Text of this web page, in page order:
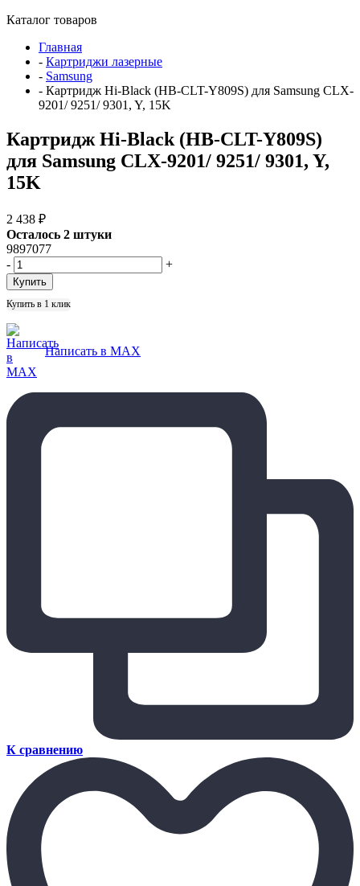
Каталог товаров
Главная
- Картриджи лазерные
- Samsung
- Картридж Hi-Black (HB-CLT-Y809S) для Samsung CLX-
9201/ 9251/ 9301, Y, 15K
Картридж Hi-Black (HB-CLT-Y809S)
для Samsung CLX-9201/ 9251/ 9301, Y,
15K
2 438 ₽
Осталось 2 штуки
9897077
-
+
Купить в 1 клик
Написать в MAX
К сравнению